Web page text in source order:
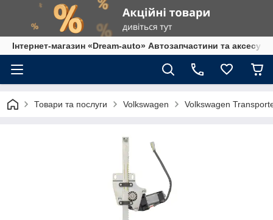
Інтернет-магазин «Dream-auto» Автозапчастини та
Товари та послуги Volkswagen Volkswagen